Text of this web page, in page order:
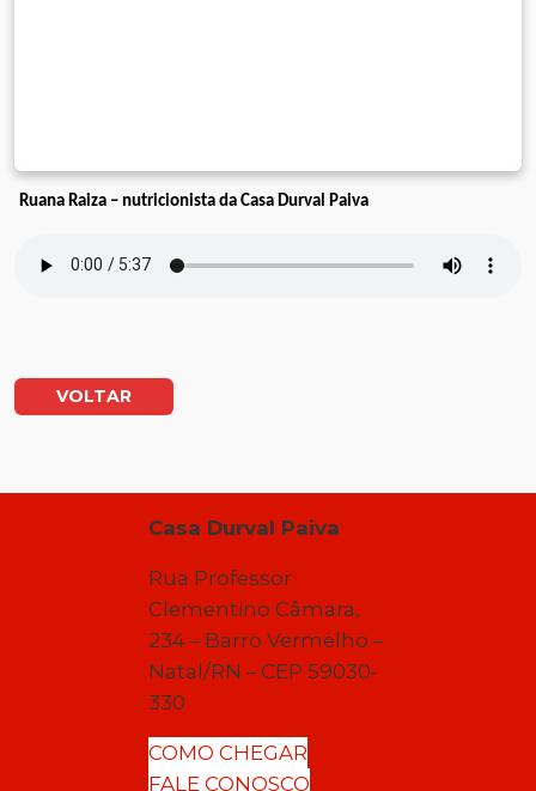
Ruana Raiza – nutricionista da Casa Durval Paiva
VOLTAR
Casa Durval Paiva
Rua Professor
Clementino Câmara,
234 – Barro Vermelho –
Natal/RN – CEP 59030-
330
COMO CHEGAR
FALE CONOSCO